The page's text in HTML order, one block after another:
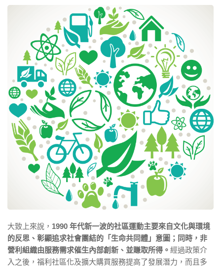
大致上來說， 1990 年代新一波的社區運動主要來自文化與環境
的反思、彰顯追求社會團結的「生命共同體」意圖；同時，非
營利組織由服務需求催生內部創新、並賺取所得。 經過政策介
入之後，福利社區化及擴大購買服務提高了發展潛力，而且多